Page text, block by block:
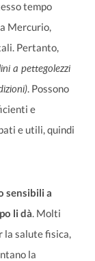
tempo
Mercurio,
Pertanto,
a pettegolezzi
. Possono
e
e utili, quindi
sensibili a
li dà. Molti
la salute fisica,
la